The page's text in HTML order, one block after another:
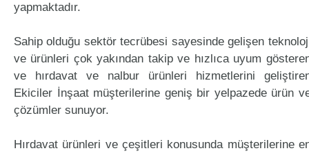
yapmaktadır.
Sahip olduğu sektör tecrübesi sayesinde gelişen
ve ürünleri çok yakından takip ve hızlıca uyum
ve hırdavat ve nalbur ürünleri hizmetlerini
Ekiciler İnşaat müşterilerine geniş bir yelpazede ürün
çözümler sunuyor.
Hırdavat ürünleri ve çeşitleri konusunda müşterilerine